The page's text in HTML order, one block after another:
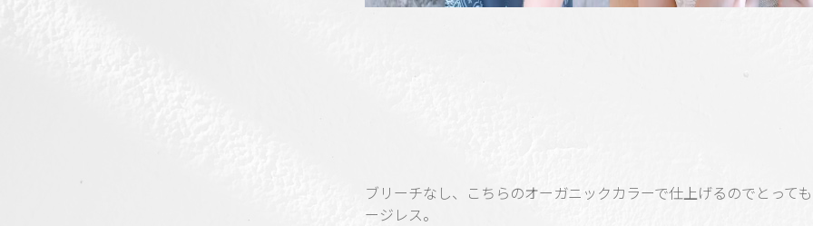
ブリーチなし、こちらのオーガニックカラーで仕上げるのでとって
ージレス。